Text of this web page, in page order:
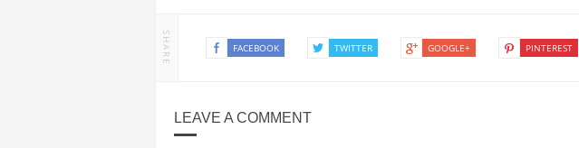
SHARE FACEBOOK TWITTER GOOGLE+ PINTEREST
LEAVE A COMMENT